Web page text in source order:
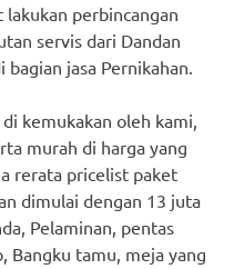
perbincangan
servis dari Dandan
jasa Pernikahan.
kemukakan oleh kami,
murah di harga yang
rerata pricelist paket
dimulai dengan 13 juta
Pelaminan, pentas
Bangku tamu, meja yang